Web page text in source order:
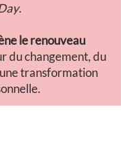
.
le renouveau
du changement, du
transformation